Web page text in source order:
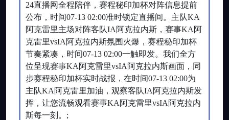
24直播网全程陪伴，赛程秘印加杯对阵信息提前
公布，时间07-13 02:00准时锁定直播间。主队KA
阿克雷里主场对阵客队IA阿克拉内斯，赛事KA阿
克雷里vsIA阿克拉内斯氛围火爆，赛程秘印加杯
节奏紧凑，时间07-13 02:00一触即发。我们全方
位呈现赛事KA阿克雷里vsIA阿克拉内斯画面，同
步赛程秘印加杯实时战报，在时间07-13 02:00为
主队KA阿克雷里加油，观察客队IA阿克拉内斯发
挥，让您流畅观看赛事KA阿克雷里vsIA阿克拉内
斯每一刻。;